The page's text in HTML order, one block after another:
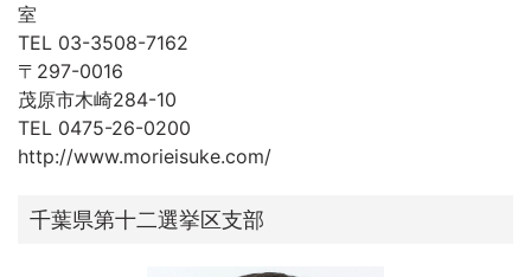
室
TEL 03-3508-7162
〒297-0016
茂原市木崎284-10
TEL 0475-26-0200
http://www.morieisuke.com/
千葉県第十二選挙区支部